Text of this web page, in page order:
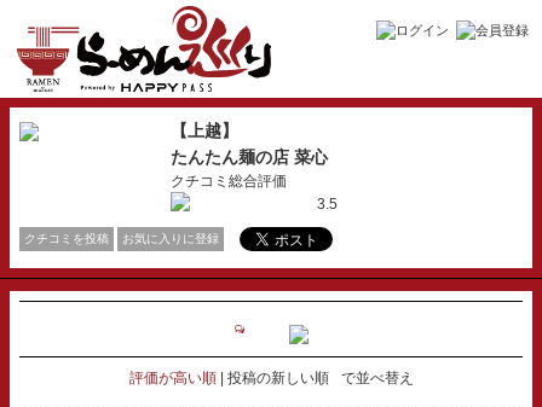
【上越】
たんたん麺の店 菜心
クチコミ総合評価
3.5
クチコミを投稿 お気に入りに登録
評価が高い順 投稿の新しい順 で並べ替え